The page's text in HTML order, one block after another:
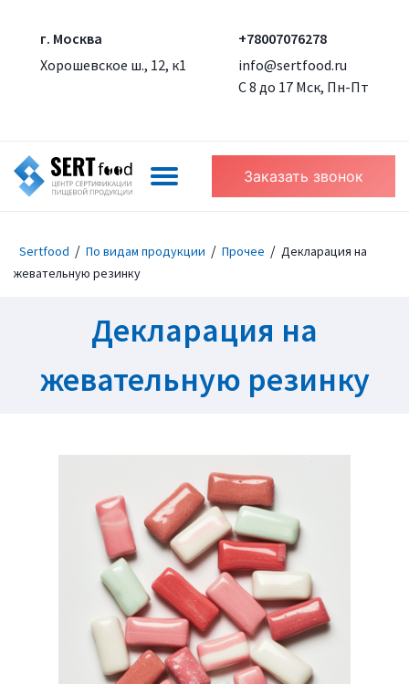
г. Москва
Хорошевское ш., 12, к1
+78007076278
info@sertfood.ru
С 8 до 17 Мск, Пн-Пт
Заказать звонок
Sertfood / По видам продукции / Прочее / Декларация на
жевательную резинку
Декларация на
жевательную резинку